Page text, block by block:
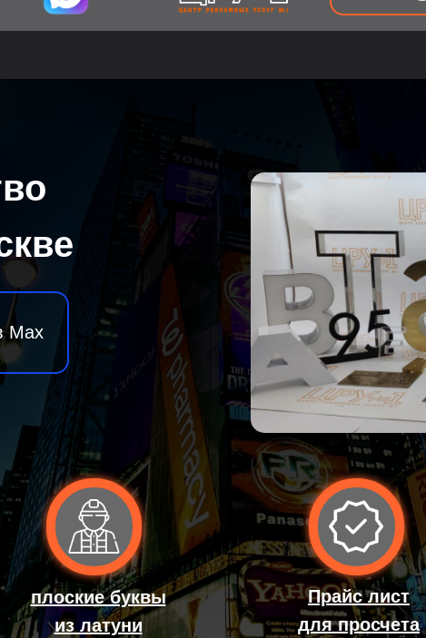
Буквы из металла Лайтбоксы Вывеки
Max
Прайс лист
для просчета
плоские буквы
из латуни